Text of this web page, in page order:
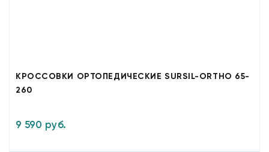
КРОССОВКИ ОРТОПЕДИЧЕСКИЕ SURSIL-ORTHO 65-
260
9 590 руб.